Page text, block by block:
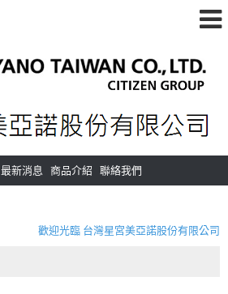
最新消息 商品介紹 聯絡我們
歡迎光臨 台灣星宮美亞諾股份有限公司